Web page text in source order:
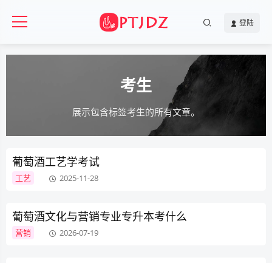
登陆
考生
展示包含标签考生的所有文章。
葡萄酒工艺学考试
工艺 2025-11-28
葡萄酒文化与营销专业专升本考什么
营销 2026-07-19